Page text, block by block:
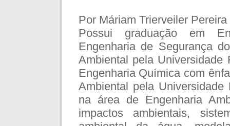
Por Máriam Trierveiler Pereira
Possui graduação em
Engenharia de Segurança
Ambiental pela
Engenharia Química com
Ambiental pela
na área de Engenharia
impactos ambientais,